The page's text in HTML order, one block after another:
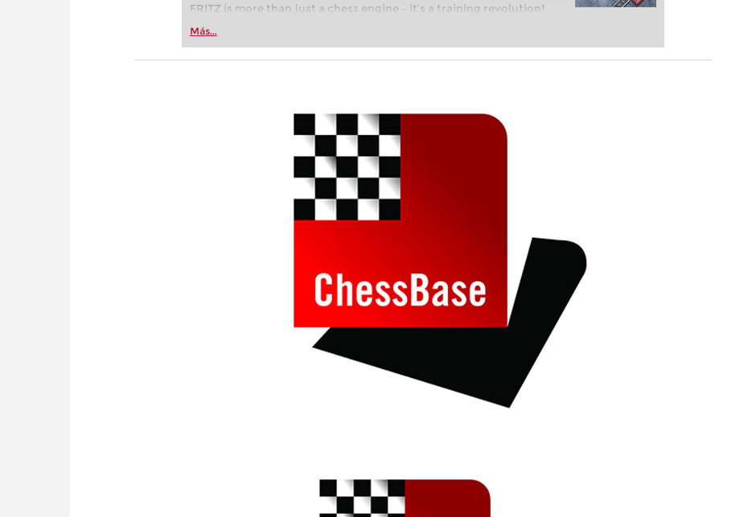
FRITZ is more than just a chess engine – it’s a training revolution!
Whether you’re taking your first steps into the world of club chess,
more efficiently, intelligently and with a more personalised
Más...